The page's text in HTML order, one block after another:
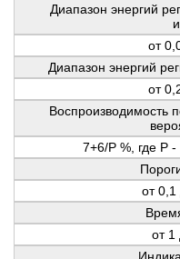
Диапазон энергий
от
Диапазон энергий
от
Воспроизводимость
7+6/Р %, где Р
от
от 1